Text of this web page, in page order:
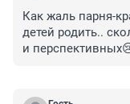
Как жаль парня-
детей родить..
и